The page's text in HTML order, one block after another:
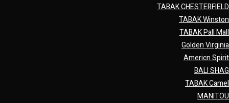
TABAK CHESTERFIELD
TABAK Winston
TABAK Pall Mall
Golden Virginia
Americn Spirit
BALI SHAG
TABAK Camel
MANITOU